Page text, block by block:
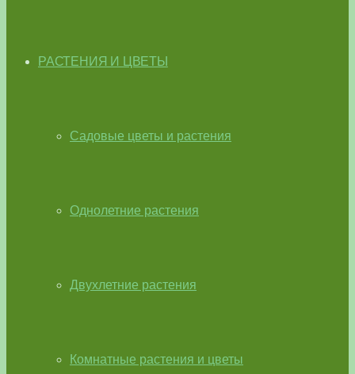
РАСТЕНИЯ И ЦВЕТЫ
Садовые цветы и растения
Однолетние растения
Двухлетние растения
Комнатные растения и цветы